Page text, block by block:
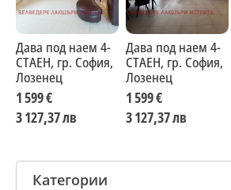
Дава под наем 4-
СТАЕН, гр. София,
Лозенец
1 599 €
3 127,37 лв
Дава под наем 4-
СТАЕН, гр. София,
Лозенец
1 599 €
3 127,37 лв
Категории